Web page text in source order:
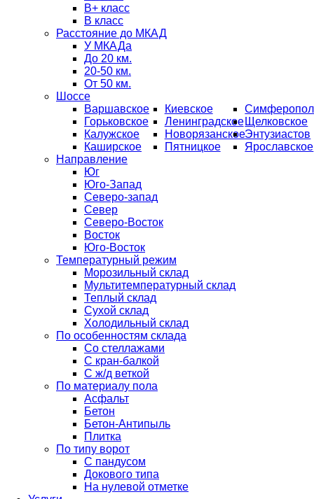
В+ класс
B класс
Расстояние до МКАД
У МКАДа
До 20 км.
20-50 км.
От 50 км.
Шоссе
Варшавское
Горьковское
Калужское
Каширское
Киевское
Ленинградское
Новорязанское
Пятницкое
Щелковское
Энтузиастов
Ярославское
Направление
Юг
Юго-Запад
Северо-запад
Север
Северо-Восток
Восток
Юго-Восток
Температурный режим
Морозильный склад
Мультитемпературный склад
Теплый склад
Сухой склад
Холодильный склад
По особенностям склада
Со стеллажами
С кран-балкой
С ж/д веткой
По материалу пола
Асфальт
Бетон
Бетон-Антипыль
Плитка
По типу ворот
С пандусом
Докового типа
На нулевой отметке